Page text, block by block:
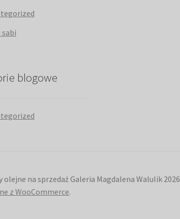
sabi
blogowe
olejne na sprzedaż Galeria Magdalena Walulik 2026
z WooCommerce.